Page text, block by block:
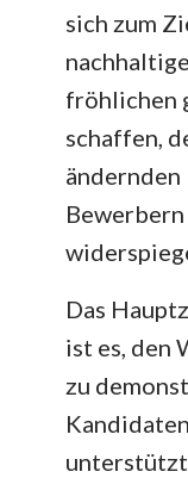
sich zum
fröhlichen
schaffen,
ändernden
Das
ist es, den
zu
unterstützt